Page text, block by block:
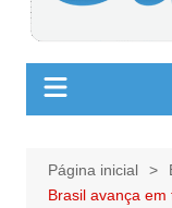
Página inicial
Brasil avança